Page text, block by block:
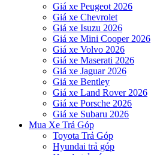
Giá xe Peugeot 2026
Giá xe Chevrolet
Giá xe Isuzu 2026
Giá xe Mini Cooper 2026
Giá xe Volvo 2026
Giá xe Maserati 2026
Giá xe Jaguar 2026
Giá xe Bentley
Giá xe Land Rover 2026
Giá xe Porsche 2026
Giá xe Subaru 2026
Mua Xe Trả Góp
Toyota Trả Góp
Hyundai trả góp